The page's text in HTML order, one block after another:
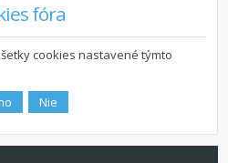
fóra
cookies nastavené týmto